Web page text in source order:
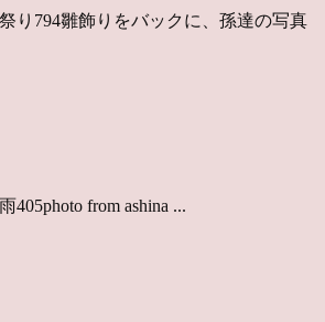
り794雛飾りをバックに、孫達の写真
from ashina ...